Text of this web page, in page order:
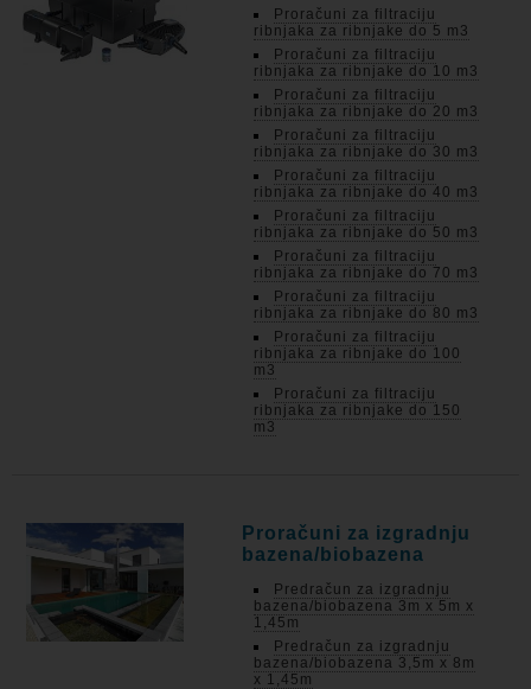
Proračuni za filtraciju
ribnjaka za ribnjake do 5 m3
Proračuni za filtraciju
ribnjaka za ribnjake do 10 m3
Proračuni za filtraciju
ribnjaka za ribnjake do 20 m3
Proračuni za filtraciju
ribnjaka za ribnjake do 30 m3
Proračuni za filtraciju
ribnjaka za ribnjake do 40 m3
Proračuni za filtraciju
ribnjaka za ribnjake do 50 m3
Proračuni za filtraciju
ribnjaka za ribnjake do 70 m3
Proračuni za filtraciju
ribnjaka za ribnjake do 80 m3
Proračuni za filtraciju
ribnjaka za ribnjake do 100
m3
Proračuni za filtraciju
ribnjaka za ribnjake do 150
m3
Proračuni za izgradnju
bazena/biobazena
Predračun za izgradnju
bazena/biobazena 3m x 5m x
1,45m
Predračun za izgradnju
bazena/biobazena 3,5m x 8m
x 1,45m